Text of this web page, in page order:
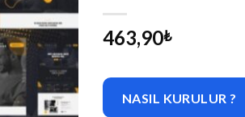
463,90₺
NASIL KURULUR ?